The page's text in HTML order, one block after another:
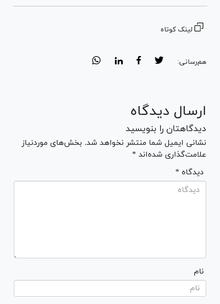
لینک کوتاه
هم‌رسانی:
ارسال دیدگاه
دیدگاهتان را بنویسید
نشانی ایمیل شما منتشر نخواهد شد. بخش‌های موردنیاز
علامت‌گذاری شده‌اند *
* دیدگاه
نام